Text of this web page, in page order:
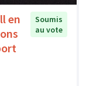
en
Soumis
au vote